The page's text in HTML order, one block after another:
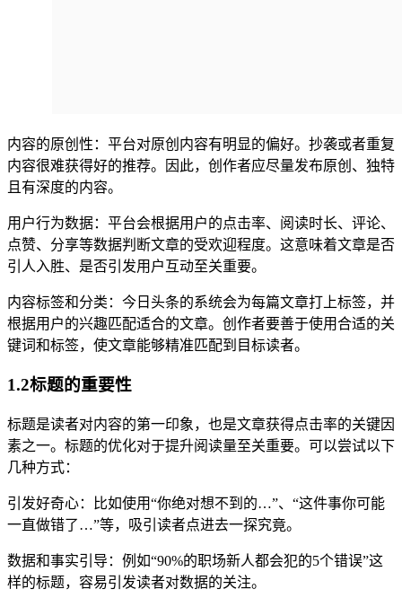
内容的原创性：平台对原创内容有明显的偏好。抄袭或者重复
内容很难获得好的推荐。因此，创作者应尽量发布原创、独特
且有深度的内容。
用户行为数据：平台会根据用户的点击率、阅读时长、评论、
点赞、分享等数据判断文章的受欢迎程度。这意味着文章是否
引人入胜、是否引发用户互动至关重要。
内容标签和分类：今日头条的系统会为每篇文章打上标签，并
根据用户的兴趣匹配适合的文章。创作者要善于使用合适的关
键词和标签，使文章能够精准匹配到目标读者。
1.2标题的重要性
标题是读者对内容的第一印象，也是文章获得点击率的关键因
素之一。标题的优化对于提升阅读量至关重要。可以尝试以下
几种方式：
引发好奇心：比如使用“你绝对想不到的…”、“这件事你可能
一直做错了…”等，吸引读者点进去一探究竟。
数据和事实引导：例如“90%的职场新人都会犯的5个错误”这
样的标题，容易引发读者对数据的关注。